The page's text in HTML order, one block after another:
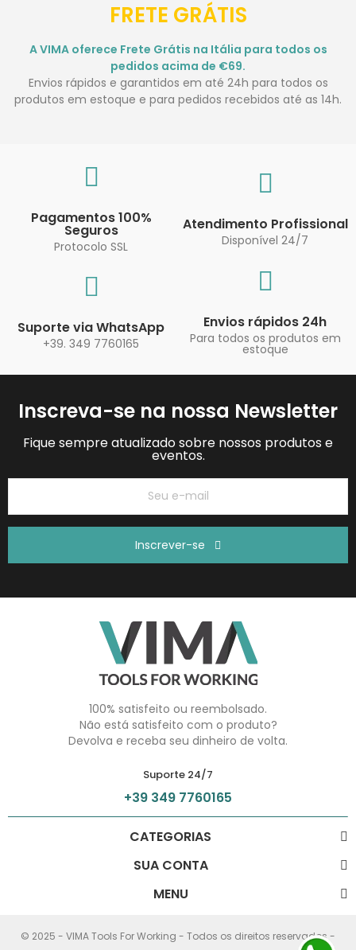
FRETE GRÁTIS
A VIMA oferece Frete Grátis na Itália para todos os
pedidos acima de €69.
Envios rápidos e garantidos em até 24h para todos os
produtos em estoque e para pedidos recebidos até as 14h.
Pagamentos 100%
Seguros
Protocolo SSL
Atendimento Profissional
Disponível 24/7
Suporte via WhatsApp
+39. 349 7760165
Envios rápidos 24h
Para todos os produtos em
estoque
Inscreva-se na nossa Newsletter
Fique sempre atualizado sobre nossos produtos e
eventos.
Inscrever-se
100% satisfeito ou reembolsado.
Não está satisfeito com o produto?
Devolva e receba seu dinheiro de volta.
Suporte 24/7
+39 349 7760165
CATEGORIAS
SUA CONTA
MENU
© 2025 - VIMA Tools For Working - Todos os direitos reservados -